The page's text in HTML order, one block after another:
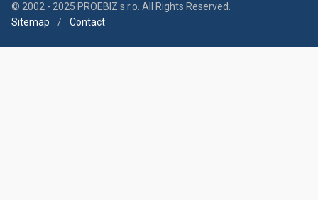
© 2002 - 2025 PROEBIZ s.r.o. All Rights Reserved.
Sitemap
/ Contact